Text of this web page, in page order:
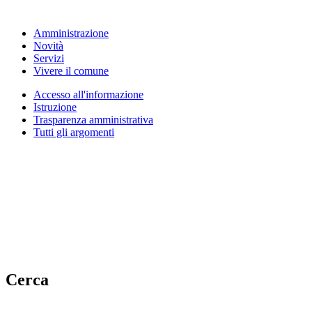
Amministrazione
Novità
Servizi
Vivere il comune
Accesso all'informazione
Istruzione
Trasparenza amministrativa
Tutti gli argomenti
Cerca